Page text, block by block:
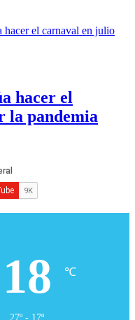
hacer el
la pandemia
18 ℃
27º - 17º